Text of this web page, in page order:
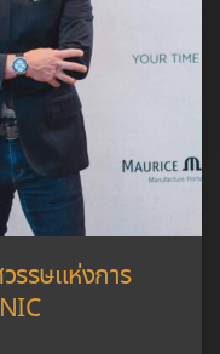
รรษแห่งการ